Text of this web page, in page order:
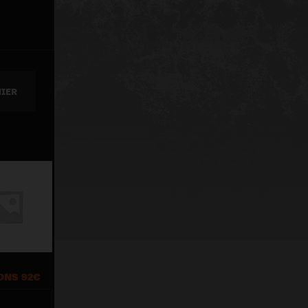
92€